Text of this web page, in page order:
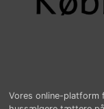
Vores online-platform